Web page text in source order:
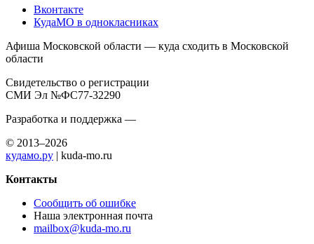
Вконтакте
КудаМО в однокласниках
Афиша Московской области — куда сходить в Московской
области
Свидетельство о регистрации
СМИ Эл №ФС77-32290
Разработка и поддержка —
© 2013–2026
кудамо.ру | kuda-mo.ru
Контакты
Сообщить об ошибке
Наша электронная почта
mailbox@kuda-mo.ru